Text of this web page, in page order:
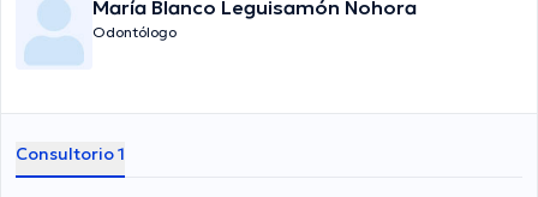
María Blanco Leguisamón Nohora
Odontólogo
Consultorio 1